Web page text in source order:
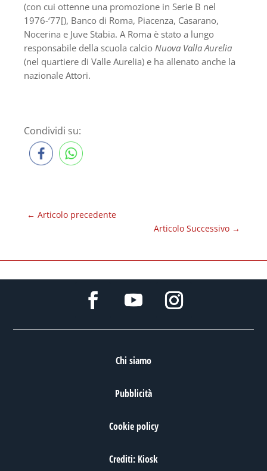
(con cui ottenne una promozione in Serie B nel
1976-‘77[), Banco di Roma, Piacenza, Casarano,
Nocerina e Juve Stabia. A Roma è stato a lungo
responsabile della scuola calcio Nuova Valla Aurelia
(nel quartiere di Valle Aurelia) e ha allenato anche la
nazionale Attori.
Condividi su:
← Articolo precedente
Articolo Successivo →
Chi siamo
Pubblicità
Cookie policy
Crediti: Kiosk